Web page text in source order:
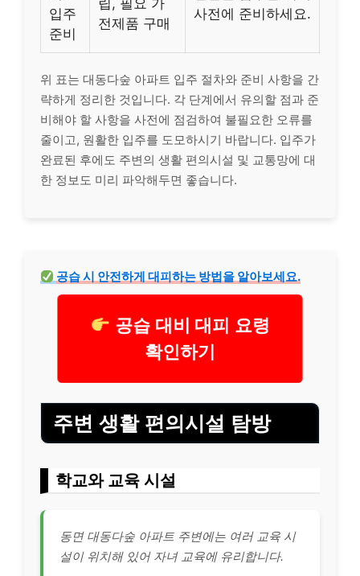
입주
준비
립, 필요 가
전제품 구매
사전에 준비하세요.
위 표는 대동다숲 아파트 입주 절차와 준비 사항을 간
략하게 정리한 것입니다. 각 단계에서 유의할 점과 준
비해야 할 사항을 사전에 점검하여 불필요한 오류를
줄이고, 원활한 입주를 도모하시기 바랍니다. 입주가
완료된 후에도 주변의 생활 편의시설 및 교통망에 대
한 정보도 미리 파악해두면 좋습니다.
공습 시 안전하게 대피하는 방법을 알아보세요.
공습 대비 대피 요령
확인하기
주변 생활 편의시설 탐방
학교와 교육 시설
동면 대동다숲 아파트 주변에는 여러 교육 시
설이 위치해 있어 자녀 교육에 유리합니다.